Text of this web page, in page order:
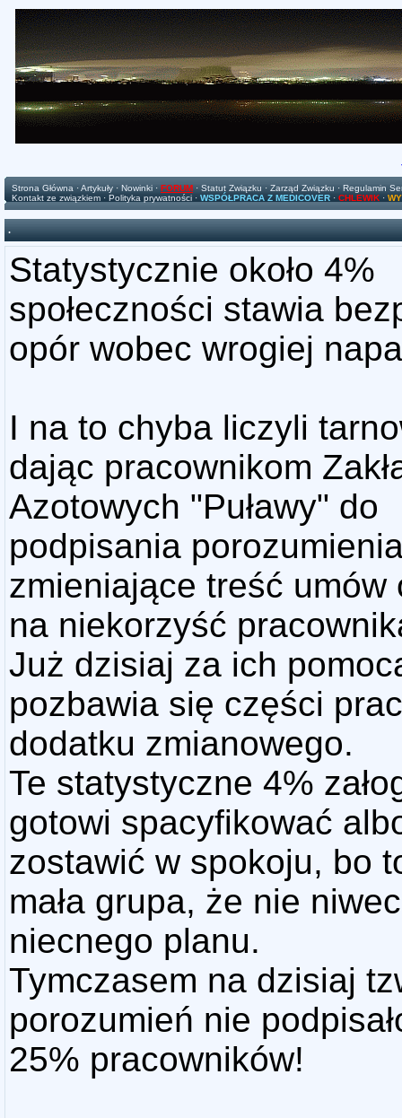
Strona Główna ·Artykuły · Nowinki · FORUM · Statut Związku · Zarząd Związku · Regulamin
Kontakt ze związkiem · Polityka prywatności · WSPÓŁPRACA Z MEDICOVER · CHLEWIK ·
.
Statystycznie około 4%
społeczności stawia
opór wobec wrogiej
I na to chyba liczyli
dając pracownikom
Azotowych "Puławy" do
podpisania
zmieniające treść umów
na niekorzyść
Już dzisiaj za ich
pozbawia się części
dodatku zmianowego.
Te statystyczne 4%
gotowi spacyfikować
zostawić w spokoju, bo
mała grupa, że nie
niecnego planu.
Tymczasem na dzisiaj
porozumień nie
25% pracowników!